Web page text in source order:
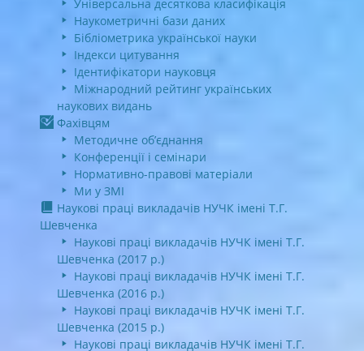
Універсальна десяткова класифікація
Наукометричні бази даних
Бібліометрика української науки
Індекси цитування
Ідентифікатори науковця
Міжнародний рейтинг українських
наукових видань
Фахівцям
Методичне об’єднання
Конференції і семінари
Нормативно-правові матеріали
Ми у ЗМІ
Наукові праці викладачів НУЧК імені Т.Г.
Шевченка
Наукові праці викладачів НУЧК імені Т.Г.
Шевченка (2017 р.)
Наукові праці викладачів НУЧК імені Т.Г.
Шевченка (2016 р.)
Наукові праці викладачів НУЧК імені Т.Г.
Шевченка (2015 р.)
Наукові праці викладачів НУЧК імені Т.Г.